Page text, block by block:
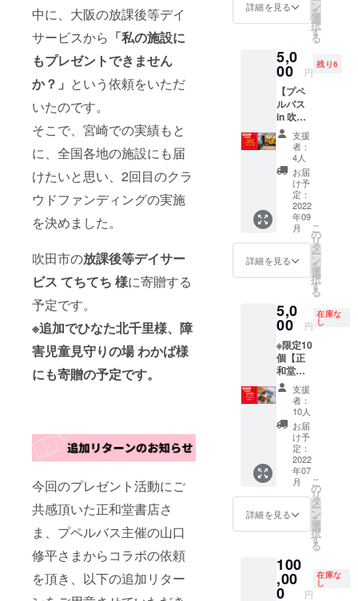
中に、大阪の放課後等デイ
サービスから 「私の施設に
もプレゼントできません
か？」 という依頼をいただ
いたのです。
そこで、宮崎での実績もと
に、全国各地の施設にも届
けたいと思い、2回目のクラ
ウドファンディングの実施
を決めました。
吹田市の放課後等デイサー
ビス てちてち 様に寄贈する
予定です。
※追加でひなた北千里様、障
害児童見守りの場 わかば様
にも寄贈の予定です。
今回のプレゼント活動にご
共感頂いた正和堂書店さ
ま、プペルバス主催の山口
修平さまからコラボの依頼
を頂き、以下の追加リター
年刑務
所詩
（ロク
リン
社）と
して上
梓。
『美し
い刑務
所』,
（西日
本出版
社）
も。 テ
レビ
タック
ル、ラ
ジオ深
夜便、
おはよ
うパー
ティ道
上洋三
です、
ちちん
ぷいぷ
い、
すっぴ
んなど
出演番
組多
数。
所で、
「物語
担当。
その成
果を
『空が
青いか
ら白を
えらん
だので
す 奈
良少年
刑務
所』
（新潮
文庫）
と、続
界は
もっと
なる
奈良少
年刑務
所詩
集』
（ロク
リン
社）と
して上
梓。
『美し
い刑務
所』,
（西日
本出版
社）
も。 テ
レビ
タック
ジオ深
夜便、
おはよ
うパー
大阪府
でキン
亮廣作
『えん
とつ町
のプペ
ル』光
る絵本
展を主
催し、
6,000名
以上を
動員。
2019年
病院の
子ども
達に“ 笑
動" を届
けるた
なる移
動式個
展会場
『プペ
ルバ
ス』を
クラウ
ドファ
ンディ
ング
1,000万
円以上
を集め
製作・
運営。
オンラ
インサ
『山口
修平の
エンタ
メをお
視聴で
イブ動
画も閲
覧でき
ます。
視聴の
期限は
ありま
せん。
（正式
な日時
やプロ
グラム
は、決
まり次
第ご連
ます）
☆プロ
2018年
大阪府
でキン
グコン
グ西野
亮廣作
『えん
とつ町
のプペ
ル』光
る絵本
展を主
催し、
6,000名
以上を
2019年
病院の
顔と感
動" を届
けるた
ること
時：
8/6(土）
14:00～
15:30頃
☆zoom
からの
参加
（講演
数日前
にメー
ルで
URLを
送りま
す）
※当日、
視聴で
きない
画も閲
覧でき
ます。
視聴の
期限は
ありま
せん。
（正式
な日時
やプロ
グラム
は、決
まり次
第ご連
絡致し
☆プロ
フィー
年、東
京生ま
れ。
著、
『あふ
れでた
さしさ
だっ
た』＆
『なっ
ちゃん
の花
園』
（西日
本出版
社）の
計2冊、
プレゼ
ントで
きま
す。ま
た、寮
美千子
参加す
ること
ができ
ます。
☆日
時：
8/6(土）
14:00～
15:30頃
☆zoom
からの
参加
（講演
数日前
にメー
ルで
URLを
視聴で
きない
方は
詳細を見る ン
を
選
択
す
る
5,0
00 円
残り6
【プペ
ルバス
in 吹田
市のス
ポン
サー
権】※限
定10
名！
8/20(土
）に吹
田市の
千里北
公園で
行われ
る「プ
ス in 吹
田市」
のイベ
ントス
ポン
サーに
なれま
す。 お
礼メー
ル、並
びに"ス
ポン
サーの
名前を
書いた
ボー
ド"を
の動画
を送り
ます。
支援
者：
4人
お届
け予
定：
2022
年09
月
詳細を見る
こ
の
リ
タ
ー
ン
を
選
択
す
る
5,0
00 円
在庫な
し
※限定10
個【正
和堂書
店オリ
ジナル
ブック
カバー
詰め合
わせ
セッ
ト】 正
和堂書
店で販
売して
いるオ
リジナ
クカ
バー
（15枚
支援
者：
10人
お届
け予
定：
2022
年07
月
詳細を見る
こ
の
リ
タ
ー
ン
を
選
択
す
る
100
,00
0 円
在庫な
し